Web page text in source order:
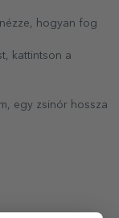
hogyan fog
kattintson a
egy zsinór hossza